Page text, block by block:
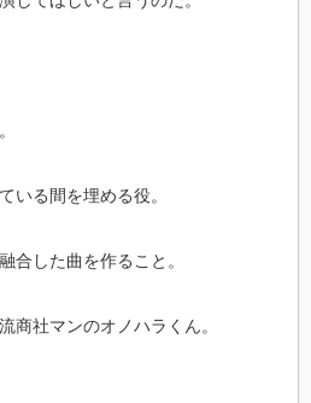
いる間を埋める役。
合した曲を作ること。
商社マンのオノハラくん。